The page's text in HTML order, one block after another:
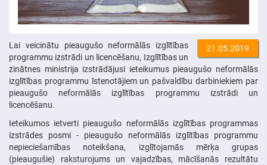
21.05.2019
Lai veicinātu pieaugušo neformālās izglītības
programmu izstrādi un licencēšanu, Izglītības un
zinātnes ministrija izstrādājusi ieteikumus pieaugušo neformālās
izglītības programmu īstenotājiem un pašvaldību darbiniekiem par
pieaugušo neformālās izglītības programmu izstrādi un
licencēšanu.
Ieteikumos ietverti pieaugušo neformālās izglītības programmas
izstrādes posmi - pieaugušo neformālās izglītības programmu
nepieciešamības noteikšana, izglītojamās mērķa grupas
(pieaugušie) raksturojums un vajadzības, mācīšanās rezultātu